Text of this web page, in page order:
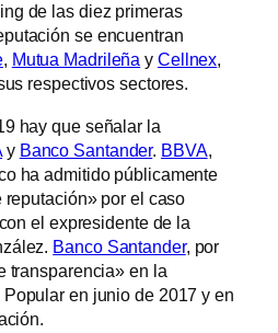
de las diez primeras
se encuentran
, Mutua Madrileña y Cellnex,
respectivos sectores.
hay que señalar la
y Banco Santander. BBVA
ha admitido públicamente
por el caso
el expresidente de la
Banco Santander, por
transparencia» en la
en junio de 2017 y en